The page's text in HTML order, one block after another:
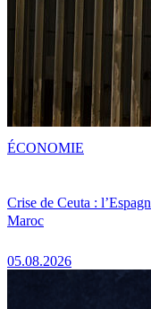
Crise de Ceuta :
Maroc
05.08.2026
ÉCONOMIE